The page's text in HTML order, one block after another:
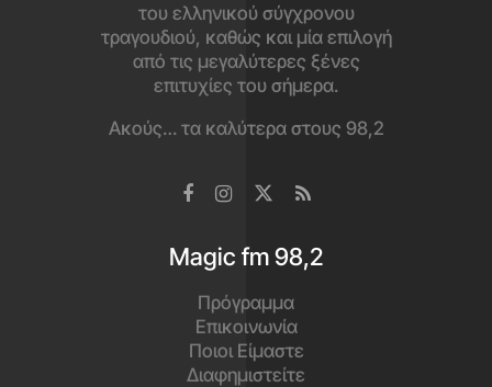
του ελληνικού σύγχρονου
τραγουδιού, καθώς και μία επιλογή
από τις μεγαλύτερες ξένες
επιτυχίες του σήμερα.
Ακούς… τα καλύτερα στους 98,2
Magic fm 98,2
Πρόγραμμα
Επικοινωνία
Ποιοι Είμαστε
Διαφημιστείτε